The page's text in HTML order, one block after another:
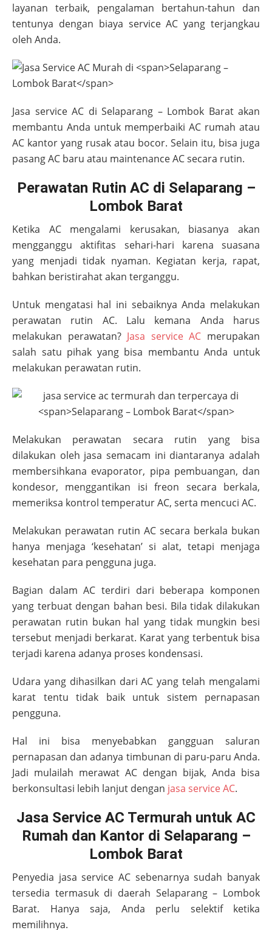
layanan terbaik, pengalaman bertahun-tahun dan
tentunya dengan biaya service AC yang terjangkau
oleh Anda.
Jasa service AC di Selaparang – Lombok Baratakan
membantu Anda untuk memperbaiki AC rumah atau
AC kantor yang rusak atau bocor. Selain itu, bisa juga
pasang AC baru atau maintenance AC secara rutin.
Perawatan Rutin AC di Selaparang –
Lombok Barat
Ketika AC mengalami kerusakan, biasanya akan
mengganggu aktifitas sehari-hari karena suasana
yang menjadi tidak nyaman. Kegiatan kerja, rapat,
bahkan beristirahat akan terganggu.
Untuk mengatasi hal ini sebaiknya Anda melakukan
perawatan rutin AC. Lalu kemana Anda harus
melakukan perawatan? Jasa service AC merupakan
salah satu pihak yang bisa membantu Anda untuk
melakukan perawatan rutin.
Melakukan perawatan secara rutin yang bisa
dilakukan oleh jasa semacam ini diantaranya adalah
membersihkana evaporator, pipa pembuangan, dan
kondesor, menggantikan isi freon secara berkala,
memeriksa kontrol temperatur AC, serta mencuci AC.
Melakukan perawatan rutin AC secara berkala bukan
hanya menjaga ‘kesehatan’ si alat, tetapi menjaga
kesehatan para pengguna juga.
Bagian dalam AC terdiri dari beberapa komponen
yang terbuat dengan bahan besi. Bila tidak dilakukan
perawatan rutin bukan hal yang tidak mungkin besi
tersebut menjadi berkarat. Karat yang terbentuk bisa
terjadi karena adanya proses kondensasi.
Udara yang dihasilkan dari AC yang telah mengalami
karat tentu tidak baik untuk sistem pernapasan
pengguna.
Hal ini bisa menyebabkan gangguan saluran
pernapasan dan adanya timbunan di paru-paru Anda.
Jadi mulailah merawat AC dengan bijak, Anda bisa
berkonsultasi lebih lanjut dengan jasa service AC.
Jasa Service AC Termurah untuk AC
Rumah dan Kantor di Selaparang –
Lombok Barat
Penyedia jasa service AC sebenarnya sudah banyak
tersedia termasuk di daerah Selaparang – Lombok
Barat. Hanya saja, Anda perlu selektif ketika
memilihnya.